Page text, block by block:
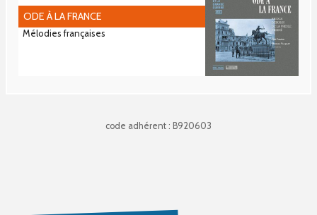
ODE À LA FRANCE
Mélodies françaises
code adhérent : B920603